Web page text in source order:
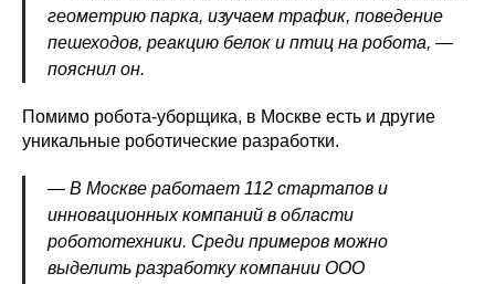
геометрию парка, изучаем трафик, поведение
пешеходов, реакцию белок и птиц на робота, —
пояснил он.
Помимо робота-уборщика, в Москве есть и другие
уникальные роботические разработки.
— В Москве работает 112 стартапов и
инновационных компаний в области
робототехники. Среди примеров можно
выделить разработку компании ООО